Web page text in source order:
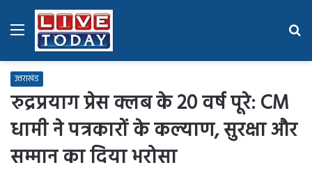
Menu
उत्तराखंड
रुद्रप्रयाग प्रेस क्लब के 20 वर्ष पूरे: CM
धामी ने पत्रकारों के कल्याण, सुरक्षा और
सम्मान का दिया भरोसा